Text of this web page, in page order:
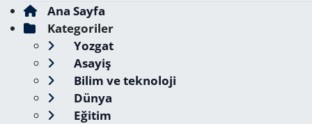
Ana Sayfa
Kategoriler
Yozgat
Asayiş
Bilim ve teknoloji
Dünya
Eğitim